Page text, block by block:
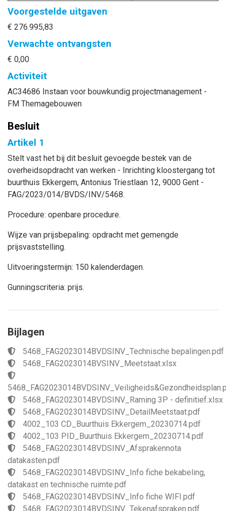
Voorgestelde uitgaven
€ 276.995,83
Verwachte ontvangsten
€ 0,00
Activiteit
AC34686 Instaan voor bouwkundig projectmanagement -
FM Themagebouwen
Besluit
Artikel 1
Stelt vast het bij dit besluit gevoegde bestek van de
overheidsopdracht van werken - Inrichting kloostergang tot
buurthuis Ekkergem, Antonius Triestlaan 12, 9000 Gent -
FAG/2023/014/BVDS/INV/5468.
Procedure: openbare procedure.
Wijze van prijsbepaling: opdracht met gemengde
prijsvaststelling.
Uitvoeringstermijn: 150 kalenderdagen.
Gunningscriteria: prijs.
Bijlagen
5468_FAG2023014BVDSINV_Technische bepalingen.pdf
5468_FAG2023014BVSINV_Meetstaat.xlsx
5468_FAG2023014BVDSINV_Raming 3P - definitief.xlsx
5468_FAG2023014BVDSINV_DetailMeetstaat.pdf
4002_103 CD_Buurthuis Ekkergem_20230714.pdf
4002_103 PID_Buurthuis Ekkergem_20230714.pdf
5468_FAG2023014BVDSINV_Afsprakennota
datakasten.pdf
5468_FAG2023014BVDSINV_Info fiche bekabeling,
datakast en technische ruimte.pdf
5468_FAG2023014BVDSINV_Info fiche WIFI.pdf
5468_FAG2023014BVDSINV_Tekenafspraken.pdf